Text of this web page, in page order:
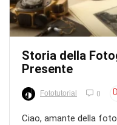
Storia della
Presente
Fototutorial 0
Ciao, amante della